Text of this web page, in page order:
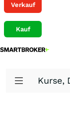
Verkauf
Kauf
Kurse,